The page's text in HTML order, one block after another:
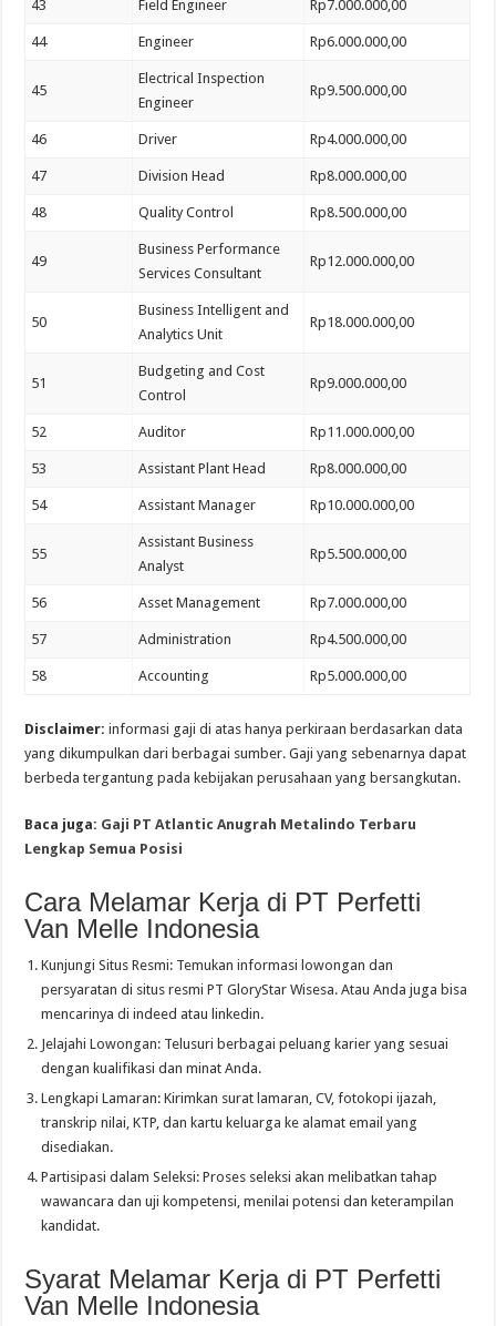
43 Field Engineer Rp7.000.000,00
44 Engineer Rp6.000.000,00
45
Electrical Inspection
Engineer
Rp9.500.000,00
46 Driver Rp4.000.000,00
47 Division Head Rp8.000.000,00
48 Quality Control Rp8.500.000,00
49
Business Performance
Services Consultant
Rp12.000.000,00
50
Business Intelligent and
Analytics Unit
Rp18.000.000,00
51
Budgeting and Cost
Control
Rp9.000.000,00
52 Auditor Rp11.000.000,00
53 Assistant Plant Head Rp8.000.000,00
54 Assistant Manager Rp10.000.000,00
55
Assistant Business
Analyst
Rp5.500.000,00
56 Asset Management Rp7.000.000,00
57 Administration Rp4.500.000,00
58 Accounting Rp5.000.000,00
Disclaimer: informasi gaji di atas hanya perkiraan berdasarkan data
yang dikumpulkan dari berbagai sumber. Gaji yang sebenarnya dapat
berbeda tergantung pada kebijakan perusahaan yang bersangkutan.
Baca juga: Gaji PT Atlantic Anugrah Metalindo Terbaru
Lengkap Semua Posisi
Cara Melamar Kerja di PT Perfetti
Van Melle Indonesia
Kunjungi Situs Resmi: Temukan informasi lowongan dan
persyaratan di situs resmi PT GloryStar Wisesa. Atau Anda juga bisa
mencarinya di indeed atau linkedin.
Jelajahi Lowongan: Telusuri berbagai peluang karier yang sesuai
dengan kualifikasi dan minat Anda.
Lengkapi Lamaran: Kirimkan surat lamaran, CV, fotokopi ijazah,
transkrip nilai, KTP, dan kartu keluarga ke alamat email yang
disediakan.
Partisipasi dalam Seleksi: Proses seleksi akan melibatkan tahap
wawancara dan uji kompetensi, menilai potensi dan keterampilan
kandidat.
Syarat Melamar Kerja di PT Perfetti
Van Melle Indonesia